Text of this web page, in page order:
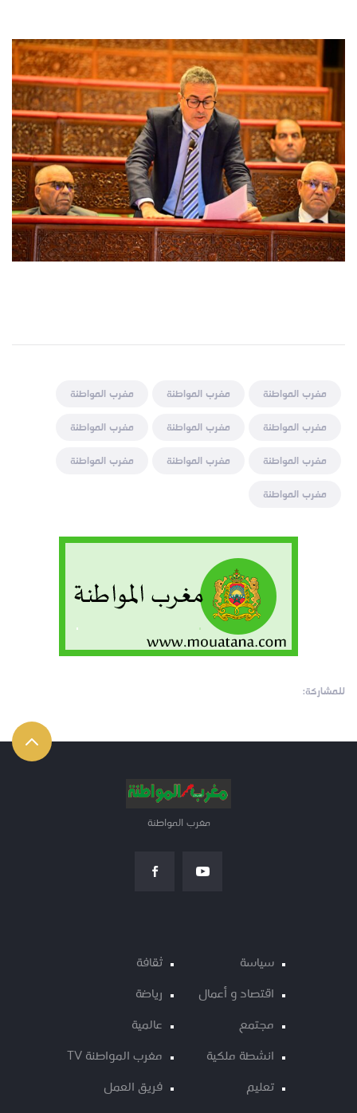
مغرب المواطنة مغرب المواطنة
مغرب المواطنة
مغرب المواطنة
مغرب المواطنة
مغرب المواطنة
مغرب المواطنة
مغرب المواطنة
مغرب المواطنة
مغرب المواطنة
للمشاركة:
مغرب المواطنة
سياسة
اقتصاد و أعمال
مجتمع
انشطة ملكية
تعليم
ثقافة
رياضة
عالمية
مغرب المواطنة TV
فريق العمل